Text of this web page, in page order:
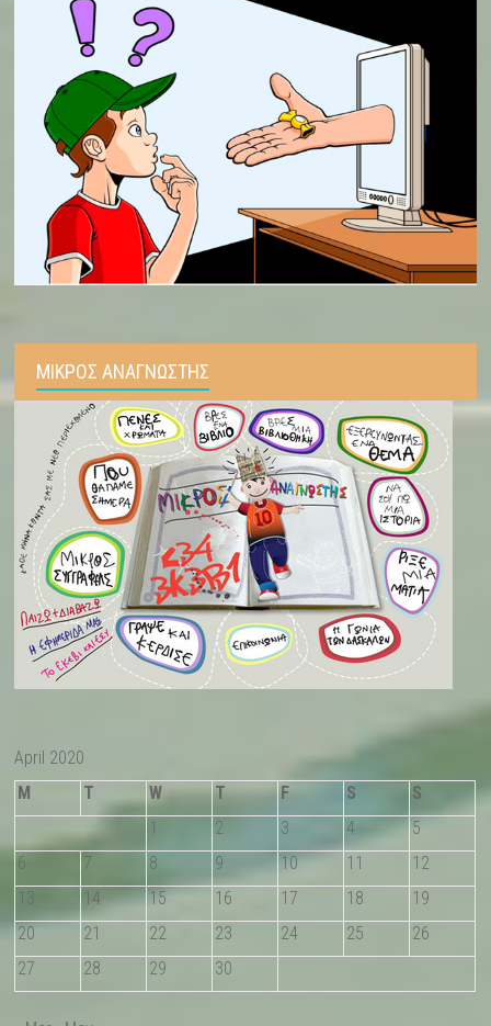
ΜΙΚΡΟΣ ΑΝΑΓΝΩΣΤΗΣ
April 2020
M
T W T F S
S
1
2 3 4
5
6
7 8 9 10 11
12
13
14 15 16 17 18
19
20
21 22 23 24 25
26
27
28 29 30